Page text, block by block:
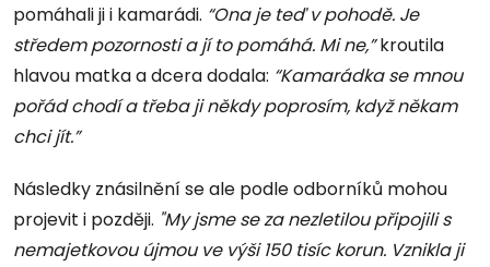
pomáhali ji i kamarádi. “Ona je teď v pohodě. Je
středem pozornosti a jí to pomáhá. Mi ne,”kroutila
hlavou matka a dcera dodala: “Kamarádka se mnou
pořád chodí a třeba ji někdy poprosím, když někam
chci jít.”
Následky znásilnění se ale podle odborníků mohou
projevit i později. "My jsme se za nezletilou připojili s
nemajetkovou újmou ve výši 150 tisíc korun. Vznikla ji